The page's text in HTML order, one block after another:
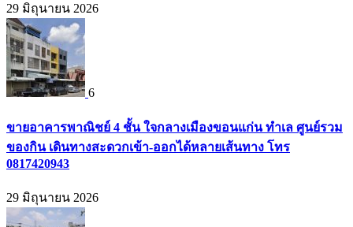
29 มิถุนายน 2026
6
ขายอาคารพาณิชย์ 4 ชั้น ใจกลางเมืองขอนแก่น ทำเล ศูนย์รวม
ของกิน เดินทางสะดวกเข้า-ออกได้หลายเส้นทาง โทร
0817420943
29 มิถุนายน 2026